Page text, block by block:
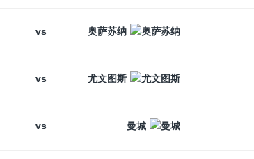
vs 奥萨苏纳
vs 尤文图斯
vs 曼城